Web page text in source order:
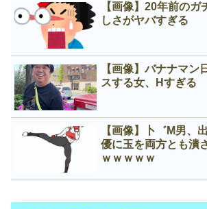
【画像】20年前の
しさがヤバすぎる
【画像】バナナマン
スする女、Нすぎる
【画像】卜゛M男
優に玉を両方とも潰
ｗｗｗｗｗ